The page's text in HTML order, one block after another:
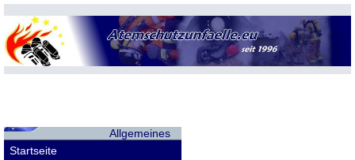
Allgemeines
Startseite